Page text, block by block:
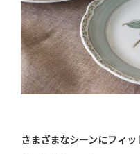
さまざまなシーンにフィ